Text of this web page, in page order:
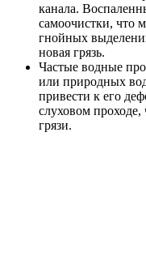
канала.
самоочистки, что
гнойных
новая грязь.
Частые водные
или природных
привести к его
слуховом
грязи.